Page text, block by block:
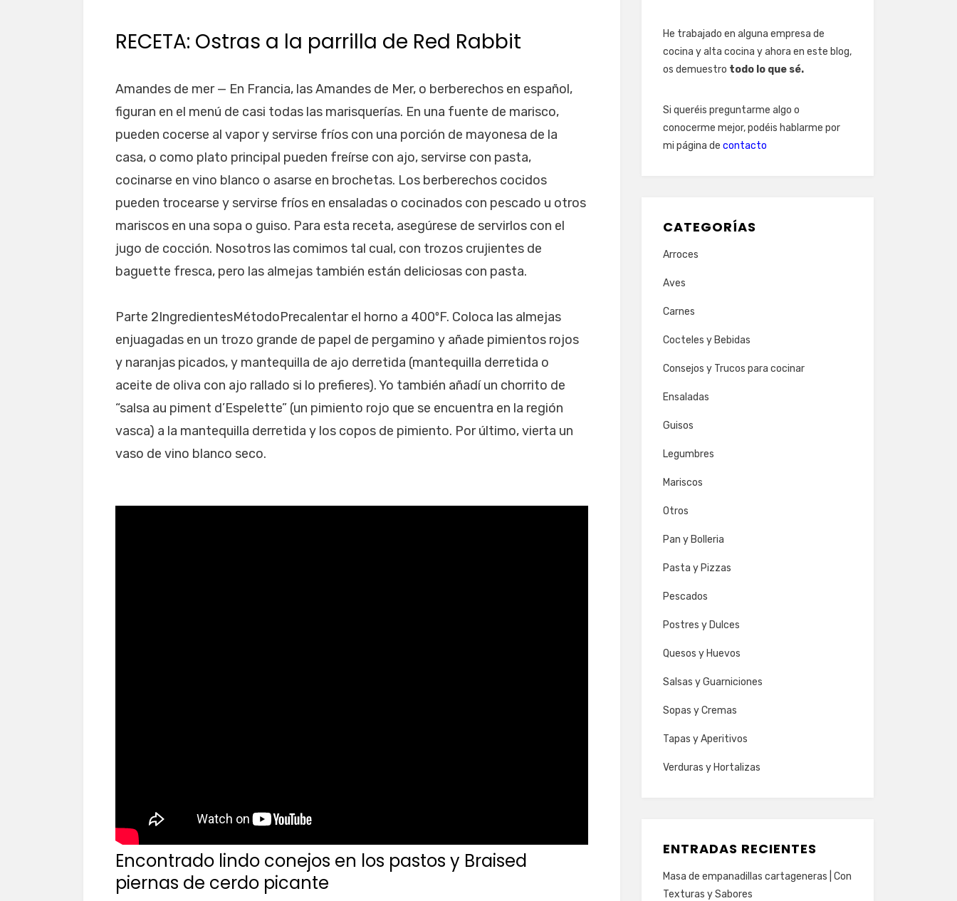
RECETA: Ostras a la parrilla de Red Rabbit
Amandes de mer — En Francia, las Amandes de Mer, o berberechos en español,
figuran en el menú de casi todas las marisquerías. En una fuente de marisco,
pueden cocerse al vapor y servirse fríos con una porción de mayonesa de la
casa, o como plato principal pueden freírse con ajo, servirse con pasta,
cocinarse en vino blanco o asarse en brochetas. Los berberechos cocidos
pueden trocearse y servirse fríos en ensaladas o cocinados con pescado u otros
mariscos en una sopa o guiso. Para esta receta, asegúrese de servirlos con el
jugo de cocción. Nosotros las comimos tal cual, con trozos crujientes de
baguette fresca, pero las almejas también están deliciosas con pasta.
Parte 2IngredientesMétodoPrecalentar el horno a 400ºF. Coloca las almejas
enjuagadas en un trozo grande de papel de pergamino y añade pimientos rojos
y naranjas picados, y mantequilla de ajo derretida (mantequilla derretida o
aceite de oliva con ajo rallado si lo prefieres). Yo también añadí un chorrito de
“salsa au piment d’Espelette” (un pimiento rojo que se encuentra en la región
vasca) a la mantequilla derretida y los copos de pimiento. Por último, vierta un
vaso de vino blanco seco.
Encontrado lindo conejos en los pastos y Braised
piernas de cerdo picante
He trabajado en alguna empresa de
cocina y alta cocina y ahora en este blog,
os demuestro todo lo que sé.
Si queréis preguntarme algo o
conocerme mejor, podéis hablarme por
mi página de contacto
CATEGORÍAS
Arroces
Aves
Carnes
Cocteles y Bebidas
Consejos y Trucos para cocinar
Ensaladas
Guisos
Legumbres
Mariscos
Otros
Pan y Bolleria
Pasta y Pizzas
Pescados
Postres y Dulces
Quesos y Huevos
Salsas y Guarniciones
Sopas y Cremas
Tapas y Aperitivos
Verduras y Hortalizas
ENTRADAS RECIENTES
Masa de empanadillas cartageneras | Con
Texturas y Sabores